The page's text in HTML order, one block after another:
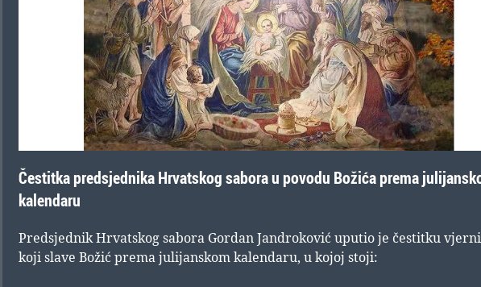
Čestitka predsjednika Hrvatskog sabora u povodu Božića prema
kalendaru
Predsjednik Hrvatskog sabora Gordan Jandroković uputio je čestitku
koji slave Božić prema julijanskom kalendaru, u kojoj stoji: